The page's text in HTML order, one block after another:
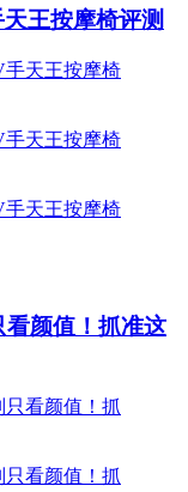
王按摩椅评测
看颜值！抓准这